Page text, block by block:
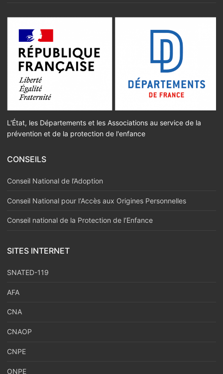
L'État, les Départements et les Associations au service de la
prévention et de la protection de l'enfance
CONSEILS
Conseil National de l’Adoption
Conseil National pour l‘Accès aux Origines Personnelles
Conseil national de la Protection de l’Enfance
SITES INTERNET
SNATED-119
AFA
CNA
CNAOP
CNPE
ONPE